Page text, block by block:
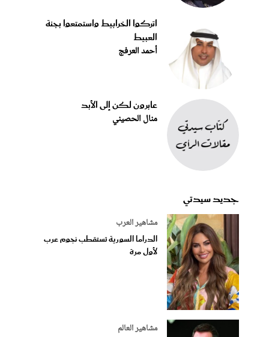
اتركوا الخرابيط واستمتعوا بجنة
العبيط
أحمد العرفج
عابرون لكن إلى الأبد
منال الحصيني
جديد سيدتي
مشاهير العرب
الدراما السورية تستقطب نجوم عرب
لأول مرة
مشاهير العالم